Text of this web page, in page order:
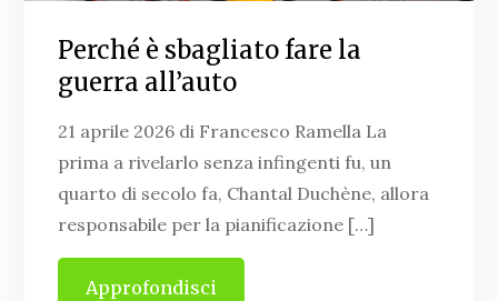
Perché è sbagliato fare la
guerra all’auto
21 aprile 2026 di Francesco Ramella La
prima a rivelarlo senza infingenti fu, un
quarto di secolo fa, Chantal Duchène, allora
responsabile per la pianificazione […]
Approfondisci